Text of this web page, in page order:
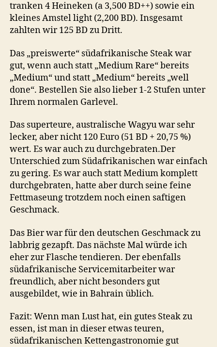
tranken 4 Heineken (a 3,500 BD++) sowie ein
kleines Amstel light (2,200 BD). Insgesamt
zahlten wir 125 BD zu Dritt.
Das „preiswerte“ südafrikanische Steak war
gut, wenn auch statt „Medium Rare“ bereits
„Medium“ und statt „Medium“ bereits „well
done“. Bestellen Sie also lieber 1-2 Stufen unter
Ihrem normalen Garlevel.
Das superteure, australische Wagyu war sehr
lecker, aber nicht 120 Euro (51 BD + 20,75 %)
wert. Es war auch zu durchgebraten.Der
Unterschied zum Südafrikanischen war einfach
zu gering. Es war auch statt Medium komplett
durchgebraten, hatte aber durch seine feine
Fettmaseung trotzdem noch einen saftigen
Geschmack.
Das Bier war für den deutschen Geschmack zu
labbrig gezapft. Das nächste Mal würde ich
eher zur Flasche tendieren. Der ebenfalls
südafrikanische Servicemitarbeiter war
freundlich, aber nicht besonders gut
ausgebildet, wie in Bahrain üblich.
Fazit: Wenn man Lust hat, ein gutes Steak zu
essen, ist man in dieser etwas teuren,
südafrikanischen Kettengastronomie gut